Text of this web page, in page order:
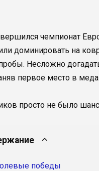
чемпионат
доминировать на
Несложно
первое место в
просто не было
победы